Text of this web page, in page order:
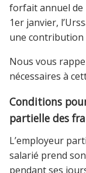
forfait annuel de
1er janvier,
une contribution
Nous vous
nécessaires à
Conditions
partielle des
L’employeur
salarié prend
pendant ses